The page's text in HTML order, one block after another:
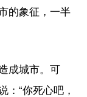
的象征，一半
成城市。可
：“你死心吧，